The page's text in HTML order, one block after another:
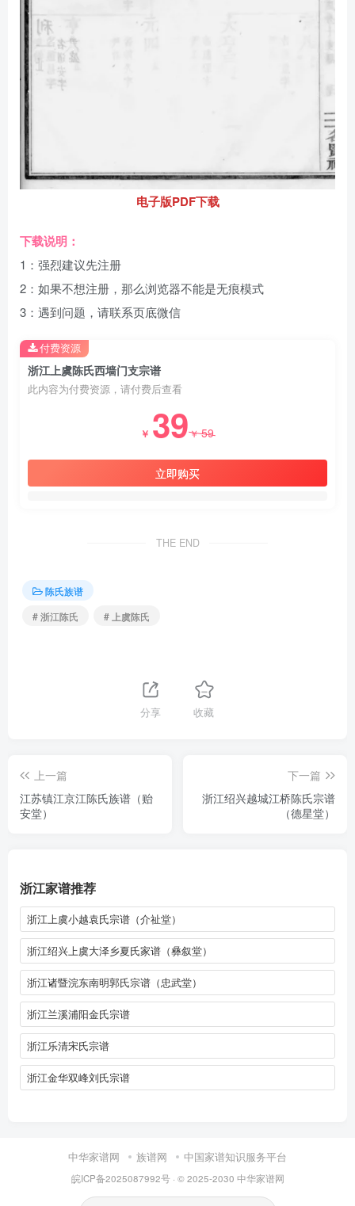
电子版PDF下载
下载说明：
1：强烈建议先注册
2：如果不想注册，那么浏览器不能是无痕模式
3：遇到问题，请联系页底微信
浙江上虞陈氏西墙门支宗谱
此内容为付费资源，请付费后查看
￥ 39￥59
立即购买
付费资源
THE END
陈氏族谱
# 浙江陈氏
# 上虞陈氏
分享 收藏
上一篇
江苏镇江京江陈氏族谱（贻
安堂）
下一篇
浙江绍兴越城江桥陈氏宗谱
（德星堂）
浙江家谱推荐
浙江上虞小越袁氏宗谱（介祉堂）
浙江绍兴上虞大泽乡夏氏家谱（彝叙堂）
浙江诸暨浣东南明郭氏宗谱（忠武堂）
浙江兰溪浦阳金氏宗谱
浙江乐清宋氏宗谱
浙江金华双峰刘氏宗谱
中华家谱网 族谱网 中国家谱知识服务平台
皖ICP备2025087992号· © 2025-2030 中华家谱网